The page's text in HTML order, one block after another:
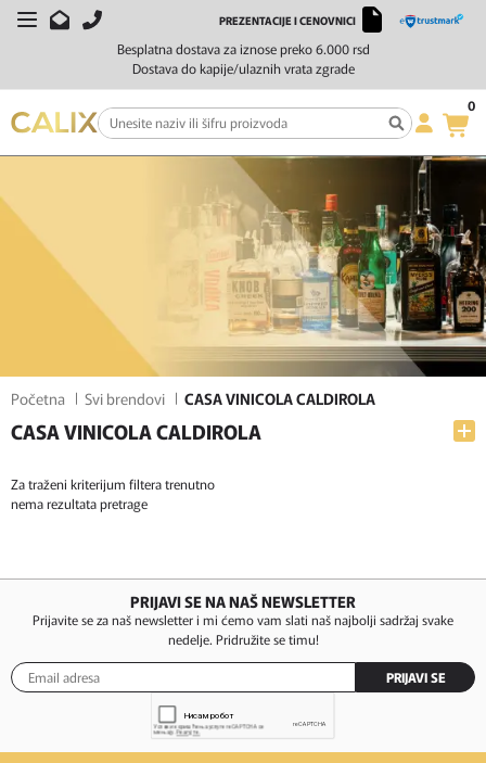
Besplatna dostava za iznose preko 6.000 rsd
Dostava do kapije/ulaznih vrata zgrade
PREZENTACIJE I CENOVNICI
0
Početna Svi brendovi CASA VINICOLA CALDIROLA
CASA VINICOLA CALDIROLA
FILTERI
SORTIRAJ
Za traženi kriterijum filtera trenutno
nema rezultata pretrage
PRIJAVI SE NA NAŠ NEWSLETTER
Prijavite se za naš newsletter i mi ćemo vam slati naš najbolji sadržaj svake
nedelje. Pridružite se timu!
PRIJAVI SE